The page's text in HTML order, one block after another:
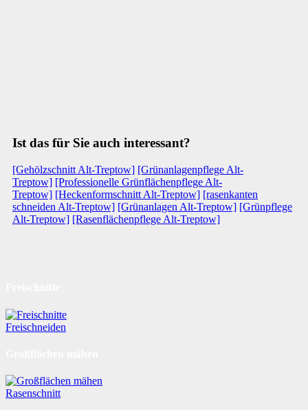
Ist das für Sie auch interessant?
[Gehölzschnitt Alt-Treptow] [Grünanlagenpflege Alt-
Treptow] [Professionelle Grünflächenpflege Alt-
Treptow] [Heckenformschnitt Alt-Treptow] [rasenkanten
schneiden Alt-Treptow] [Grünanlagen Alt-Treptow] [Grünpflege
Alt-Treptow] [Rasenflächenpflege Alt-Treptow]
Freischneiden
Rasenschnitt